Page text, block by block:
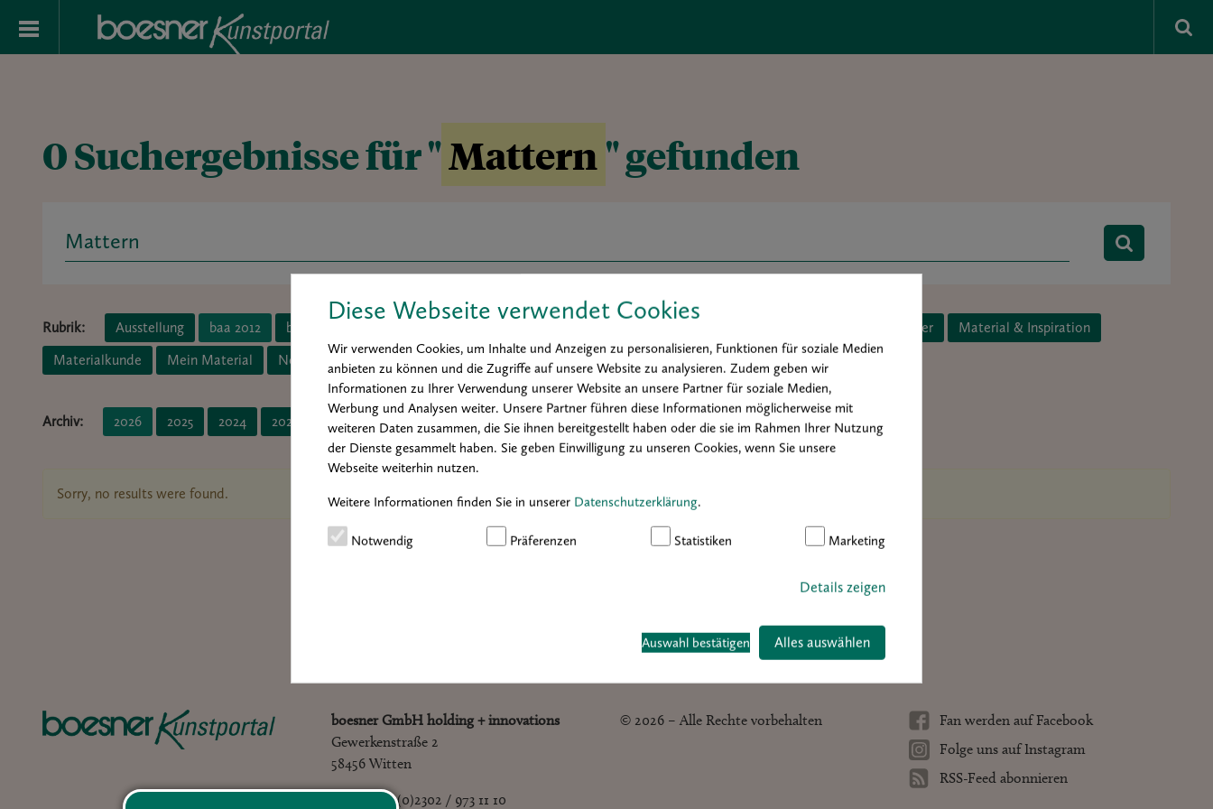
Diese Webseite verwendet Cookies
Wir verwenden Cookies, um Inhalte und Anzeigen zu personalisieren, Funktionen für soziale Medien
anbieten zu können und die Zugriffe auf unsere Website zu analysieren. Zudem geben wir
Informationen zu Ihrer Verwendung unserer Website an unsere Partner für soziale Medien,
Werbung und Analysen weiter. Unsere Partner führen diese Informationen möglicherweise mit
weiteren Daten zusammen, die Sie ihnen bereitgestellt haben oder die sie im Rahmen Ihrer Nutzung
der Dienste gesammelt haben. Sie geben Einwilligung zu unseren Cookies, wenn Sie unsere
Webseite weiterhin nutzen.
Weitere Informationen finden Sie in unserer Datenschutzerklärung.
Notwendig Präferenzen Statistiken Marketing
Details zeigen
Auswahl bestätigen Alles auswählen
0 Suchergebnisse für "Mattern" gefunden
Search
Rubrik: Ausstellung baa 2012 baa 2014 Kunst & Künstler
Material & Inspiration
Materialkunde
Mein Material News Porträt Praxis
Archiv: 2026 2025 2024 2023 2022 2021 2020 2019 2018 2017 2016
Sorry, no results were found.
boesner GmbH holding + innovations
Gewerkenstraße 2
58456 Witten
Tel.: +49 – (0)2302 / 973 11 10
© 2026 – Alle Rechte vorbehalten
Fan werden auf Facebook
Folge uns auf Instagram
RSS-Feed abonnieren